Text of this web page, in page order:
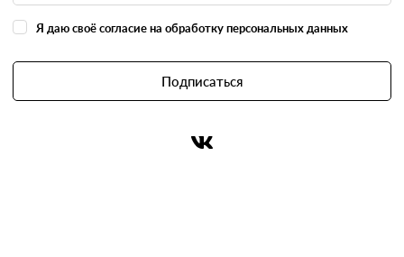
Я даю своё согласие на обработку персональных данных
Подписаться